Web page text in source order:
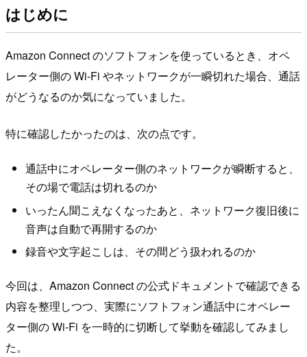
はじめに
Amazon Connect のソフトフォンを使っているとき、オペ
レーター側の Wi-Fi やネットワークが一瞬切れた場合、通話
がどうなるのか気になっていました。
特に確認したかったのは、次の点です。
通話中にオペレーター側のネットワークが瞬断すると、
その場で電話は切れるのか
いったん聞こえなくなったあと、ネットワーク復旧後に
音声は自動で再開するのか
録音や文字起こしは、その間どう扱われるのか
今回は、Amazon Connect の公式ドキュメントで確認できる
内容を整理しつつ、実際にソフトフォン通話中にオペレー
ター側の Wi-Fi を一時的に切断して挙動を確認してみまし
た。